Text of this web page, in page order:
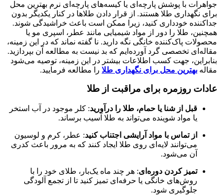
جواهرات با پوشش پارچه‌ای یا کیسه‌های پارچه‌ای نرم بهترین محل
برای نگهداری طلا هستند. از قرار دادن طلاها در کنار یکدیگر بدون
جداکننده خودداری کنید، زیرا ممکن است باعث خراشیدگی شوند.
همچنین، طلا را دور از مواد شیمیایی مانند عطر، اسپری مو یا
محصولات پاک‌کننده خانگی نگه دارید. نا گفته نماند که در این زمینه،
مقاله‌ای تخصصی گرد آورده‌ایم که بد نیست به مطالعه آن بپردازید.
بنابراین، جهت کسب اطلاعات بیشتر در این زمینه، توصیه می‌شود
مقاله بهترین محل برای نگهداری طلا را مطالعه فرمایید.
عادات روزمره برای مراقبت از طلا
قبل از شنا یا حمام، طلا را درآورید: کلر موجود در آب استخر
یا مواد شوینده می‌تواند به طلا آسیب برساند.
از تماس با مواد آرایشی اجتناب کنید: عطر، کرم و لوسیون
می‌توانند لایه‌ای روی طلا ایجاد کنند که به مرور باعث کدری
آن می‌شود.
تمیز کردن دوره‌ای: هر چند ماه یک‌بار، طلای خود را با
روش‌های خانگی یا حرفه‌ای تمیز کنید تا از تجمع آلودگی
جلوگیری شود.